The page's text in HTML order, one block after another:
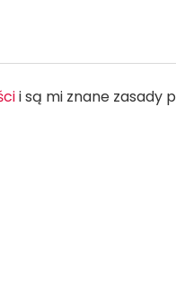
i są mi znane zasady